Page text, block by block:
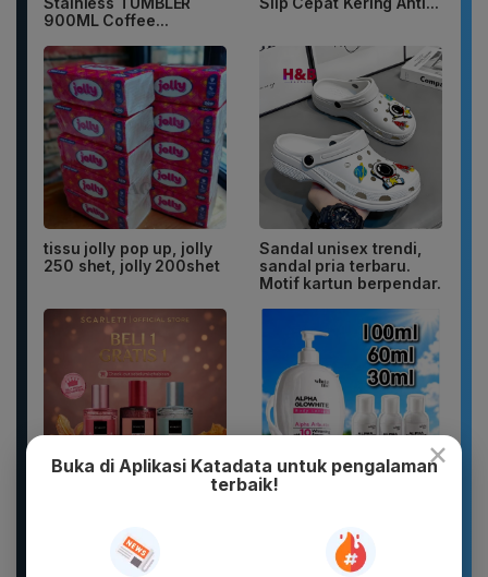
900ML Coffee...
tissu jolly pop up, jolly
250 shet, jolly 200shet
Sandal unisex trendi,
sandal pria terbaru.
Motif kartun berpendar.
PARFUM WANITA
PARFUM PRIA WANGI
White Body Lotion
Whitening &
Moisturizing |...
×
Buka di Aplikasi Katadata untuk pengalaman
terbaik!